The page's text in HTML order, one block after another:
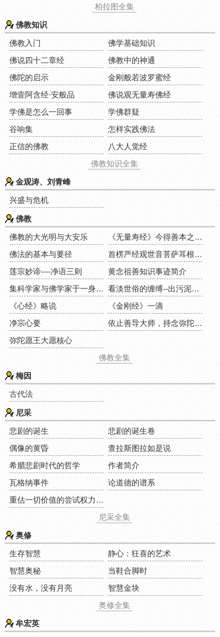
柏拉图全集
佛教知识
佛教入门 佛学基础知识
佛说四十二章经 佛教中的神通
佛陀的启示 金刚般若波罗蜜经
增壹阿含经·安般品 佛说观无量寿佛经
学佛是怎么一回事 学佛群疑
谷响集 怎样实践佛法
正信的佛教 八大人觉经
佛教知识全集
金观涛、刘青峰
兴盛与危机
佛教
佛教的大光明与大安乐 《无量寿经》今得善本之大事因缘
佛法的基本与要径 首楞严经观世音菩萨耳根圆通章举要
莲宗妙谛----净语三则 黄念祖善知识事迹简介
集科学家与佛学家于一身的人 看淡世俗的缠缚--出污泥而不染
《心经》略说 《金刚经》一滴
净宗心要 依止善导大师，持念弥陀名号
弥陀愿王大愿核心
佛教全集
梅因
古代法
尼采
悲剧的诞生 悲剧的诞生卷
偶像的黄昏 查拉斯图拉如是说
希腊悲剧时代的哲学 作者简介
瓦格纳事件 论道德的谱系
重估一切价值的尝试权力意志
尼采全集
奥修
生存智慧 静心：狂喜的艺术
智慧奥秘 当鞋合脚时
没有水，没有月亮 智慧金块
奥修全集
牟宏英